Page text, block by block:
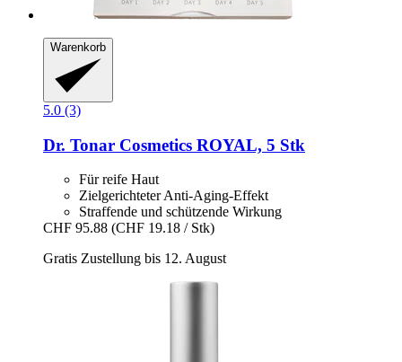
Warenkorb
5.0 (3)
Dr. Tonar Cosmetics ROYAL, 5 Stk
Für reife Haut
Zielgerichteter Anti-Aging-Effekt
Straffende und schützende Wirkung
CHF 95.88 (CHF 19.18 / Stk)
Gratis Zustellung bis 12. August